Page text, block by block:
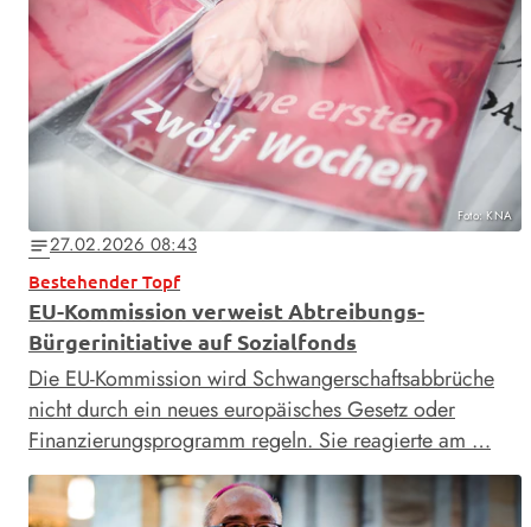
Foto: KNA
notes27.02.2026 08:43
Bestehender Topf
EU-Kommission verweist Abtreibungs-
Bürgerinitiative auf Sozialfonds
Die EU-Kommission wird Schwangerschaftsabbrüche
nicht durch ein neues europäisches Gesetz oder
Finanzierungsprogramm regeln. Sie reagierte am …